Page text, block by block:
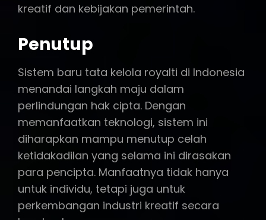
kreatif dan kebijakan pemerintah.
Penutup
Sistem baru tata kelola royalti di Indonesia
menandai langkah maju dalam
perlindungan hak cipta. Dengan
memanfaatkan teknologi, sistem ini
diharapkan mampu menutup celah
ketidakadilan yang selama ini dirasakan
para pencipta. Manfaatnya tidak hanya
untuk individu, tetapi juga untuk
perkembangan industri kreatif secara